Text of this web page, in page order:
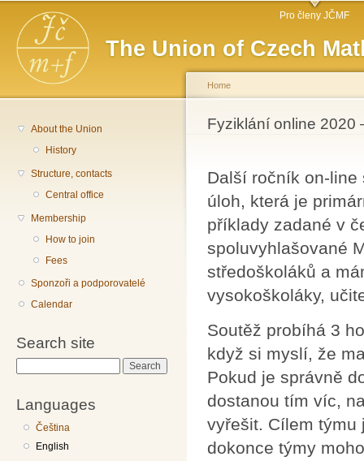
The Union of Czech
Main menu Pro členy JČMF
About the Union
History
Structure, contacts
Central office
Membership
How to join
Fees
Sponzoři a podporovatelé
Calendar
Search site
Languages
Čeština
English
You are here
Home
Fyziklání online 2020
Další ročník on-
úloh, která je
příklady zadané v
spoluvyhlašované
středoškoláků a
vysokoškoláky,
Soutěž probíhá 3
když si myslí, že
Pokud je správně
dostanou tím víc,
vyřešit. Cílem týmu
dokonce týmy